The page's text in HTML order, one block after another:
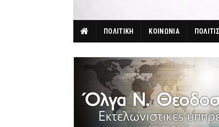
ΠΟΛΙΤΙΚΗ ΚΟΙΝΩΝΙΑ